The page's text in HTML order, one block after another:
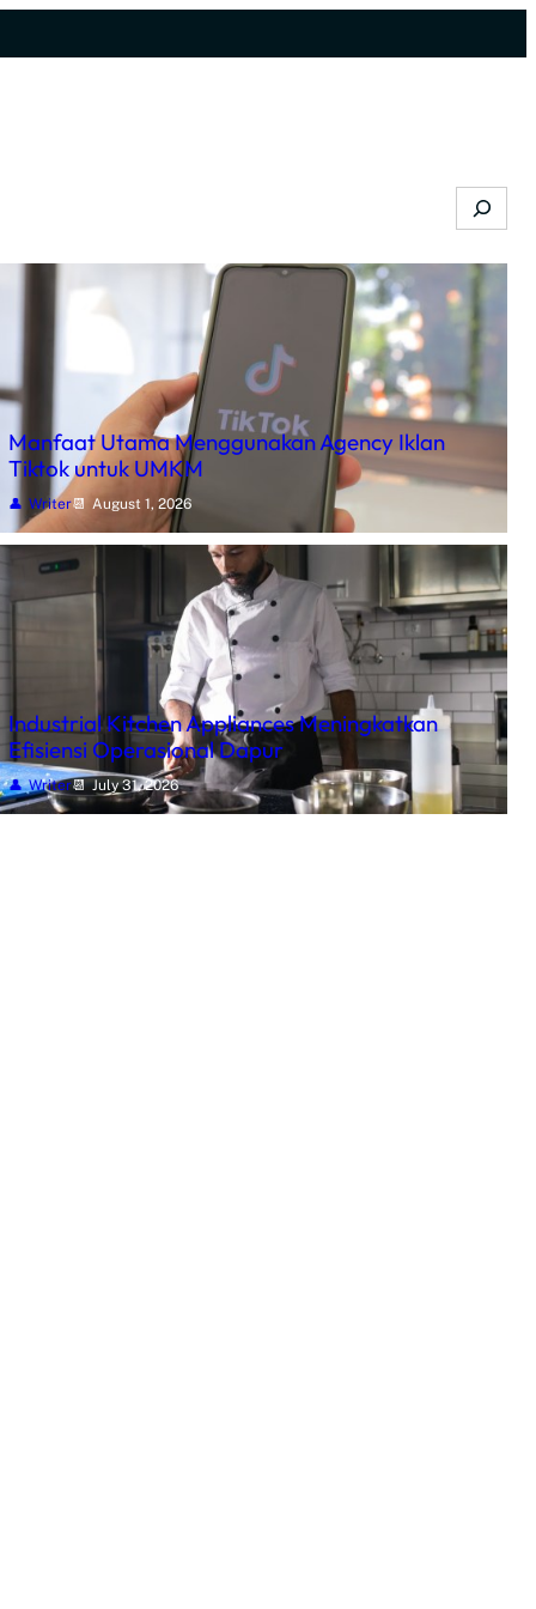
Search
Manfaat Utama Menggunakan Agency Iklan
Tiktok untuk UMKM
Writer August 1, 2026
Industrial Kitchen Appliances Meningkatkan
Efisiensi Operasional Dapur
Writer July 31, 2026